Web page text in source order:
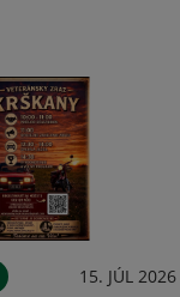
15. JÚL 2026